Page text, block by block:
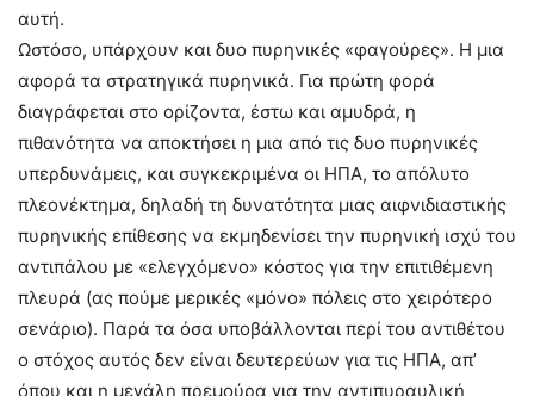
αυτή.
Ωστόσο, υπάρχουν και δυο πυρηνικές «φαγούρες». Η μια
αφορά τα στρατηγικά πυρηνικά. Για πρώτη φορά
διαγράφεται στο ορίζοντα, έστω και αμυδρά, η
πιθανότητα να αποκτήσει η μια από τις δυο πυρηνικές
υπερδυνάμεις, και συγκεκριμένα οι ΗΠΑ, το απόλυτο
πλεονέκτημα, δηλαδή τη δυνατότητα μιας αιφνιδιαστικής
πυρηνικής επίθεσης να εκμηδενίσει την πυρηνική ισχύ του
αντιπάλου με «ελεγχόμενο» κόστος για την επιτιθέμενη
πλευρά (ας πούμε μερικές «μόνο» πόλεις στο χειρότερο
σενάριο). Παρά τα όσα υποβάλλονται περί του αντιθέτου
ο στόχος αυτός δεν είναι δευτερεύων για τις ΗΠΑ, απ’
όπου και η μεγάλη πρεμούρα για την αντιπυραυλική